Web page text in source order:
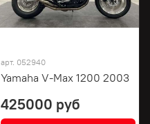
арт. 052940
Yamaha V-Max 1200 2003
425000 руб